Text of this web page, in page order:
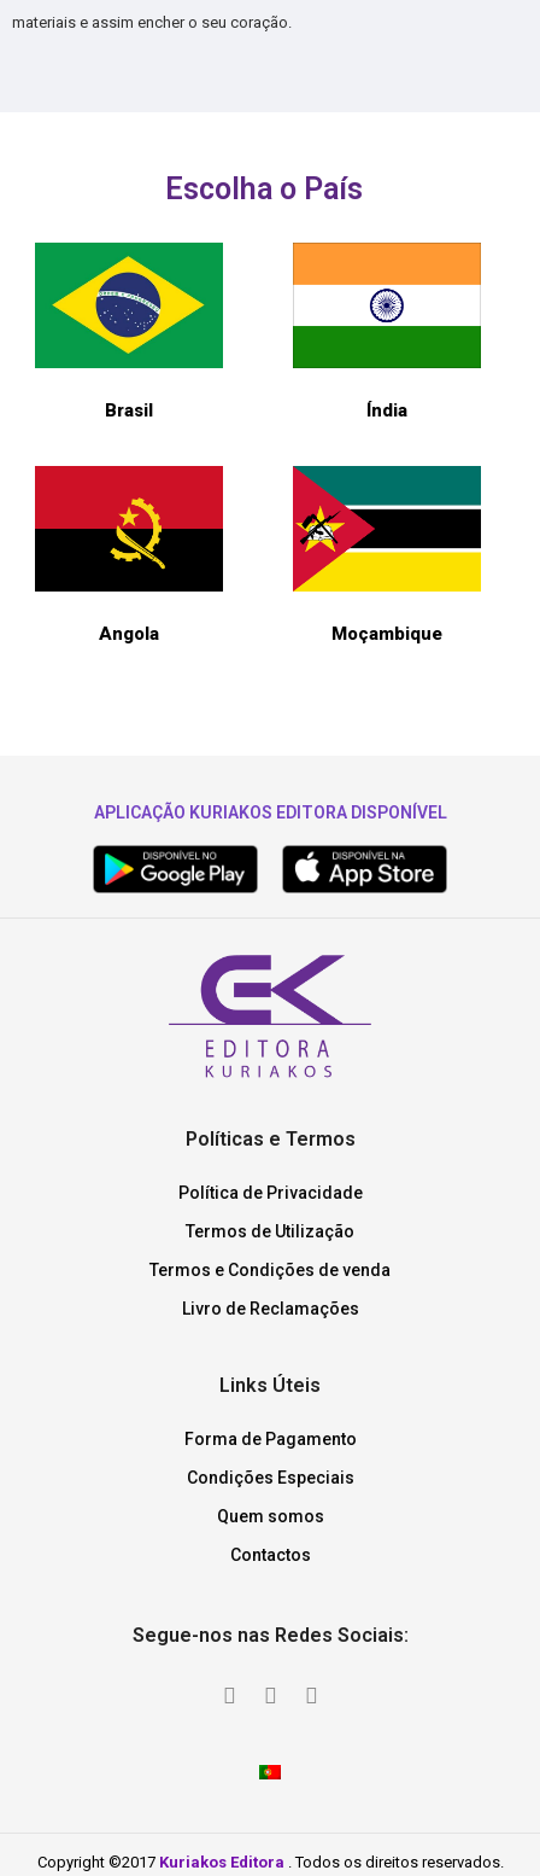
materiais e assim encher o seu coração.
Escolha o País
Brasil Índia
Angola Moçambique
APLICAÇÃO KURIAKOS EDITORA DISPONÍVEL
Políticas e Termos
Política de Privacidade
Termos de Utilização
Termos e Condições de venda
Livro de Reclamações
Links Úteis
Forma de Pagamento
Condições Especiais
Quem somos
Contactos
Segue-nos nas Redes Sociais:
Copyright ©2017 Kuriakos Editora . Todos os direitos reservados.